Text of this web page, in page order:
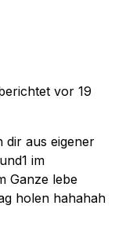
vor 19
dir aus eigener
im
Ganze lebe
holen hahahah